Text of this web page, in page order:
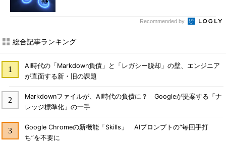
Recommended by
総合記事ランキング
AI時代の「Markdown負債」と「レガシー脱却」の壁、エンジニア
が直面する新・旧の課題
Markdownファイルが、AI時代の負債に？ Googleが提案する「ナ
レッジ標準化」の一手
Google Chromeの新機能「Skills」 AIプロンプトの“毎回手打
ち”を不要に